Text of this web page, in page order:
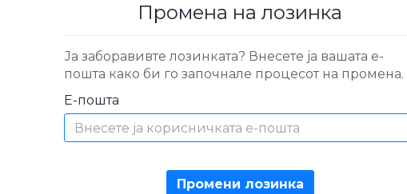
Промена на лозинка
Ја заборавивте лозинката? Внесете ја вашата е-
пошта како би го започнале процесот на промена.
Е-пошта
Промени лозинка